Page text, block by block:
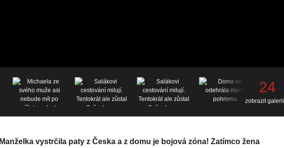
24
zobrazit galerii
Manželka vystrčila paty z Česka a z domu je bojová zóna! Zatímco žena